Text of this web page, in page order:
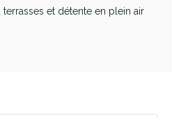
terrasses et détente en plein air